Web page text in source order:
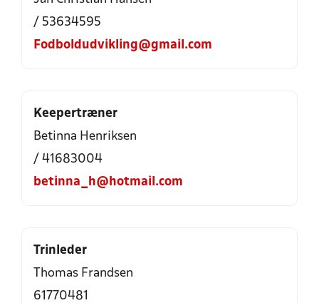
/ 53634595
Fodboldudvikling@gmail.com
Keepertræner
Betinna Henriksen
/ 41683004
betinna_h@hotmail.com
Trinleder
Thomas Frandsen
61770481